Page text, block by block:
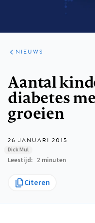
ARTIKELEN
HET
KORT
NIEUWS
Aantal
diabetes
groeien
26 JANUARI 2015
Dick Mul
Leestijd 2 minuten
Citeren